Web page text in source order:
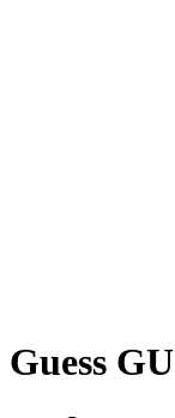
Guess